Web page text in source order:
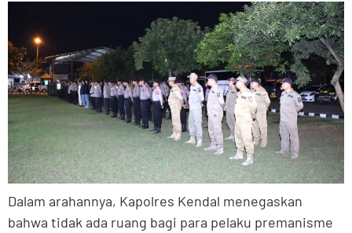
Dalam arahannya, Kapolres Kendal menegaskan
bahwa tidak ada ruang bagi para pelaku premanisme